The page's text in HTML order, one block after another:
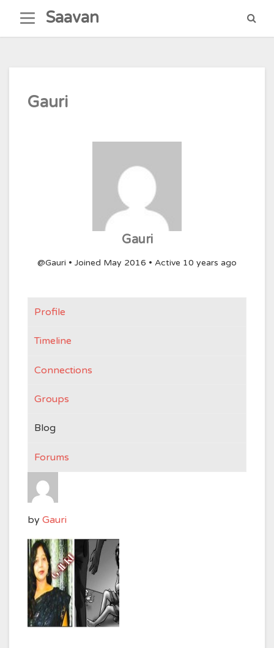
content
Saavan
Gauri
Gauri
@Gauri • Joined May 2016 • Active 10 years ago
Profile
Timeline
Connections
Groups
Blog
Forums
by Gauri